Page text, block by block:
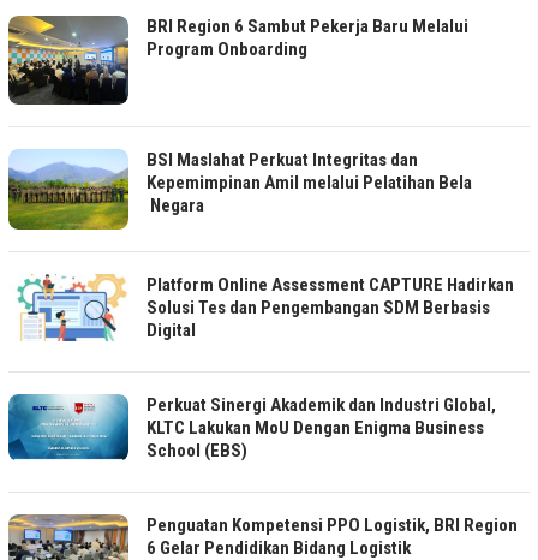
BRI Region 6 Sambut Pekerja Baru Melalui
Program Onboarding
BSI Maslahat Perkuat Integritas dan
Kepemimpinan Amil melalui Pelatihan Bela
Negara
Platform Online Assessment CAPTURE Hadirkan
Solusi Tes dan Pengembangan SDM Berbasis
Digital
Perkuat Sinergi Akademik dan Industri Global,
KLTC Lakukan MoU Dengan Enigma Business
School (EBS)
Penguatan Kompetensi PPO Logistik, BRI Region
6 Gelar Pendidikan Bidang Logistik